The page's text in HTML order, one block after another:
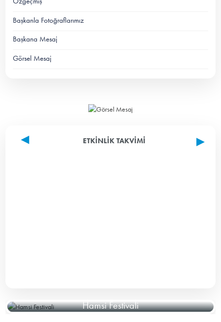
Başkanla Fotoğraflarımız
Başkana Mesaj
Görsel Mesaj
ETKINLIK TAKVIMI
Hamsi Festivali